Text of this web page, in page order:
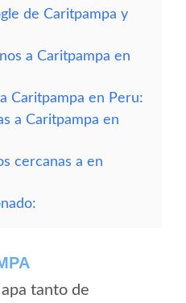
de Caritpampa y
a Caritpampa en
Caritpampa en Peru:
a Caritpampa en
cercanas a en
tanto de